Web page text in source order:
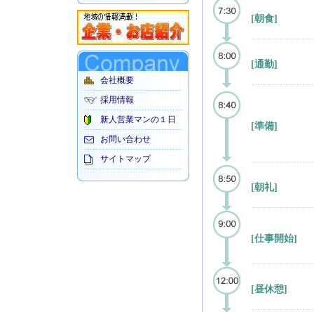
会社概要
採用情報
新人営業マンの１日
お問い合わせ
サイトマップ
[朝食]
[通勤]
[準備]
[朝礼]
[仕事開始]
[昼休憩]